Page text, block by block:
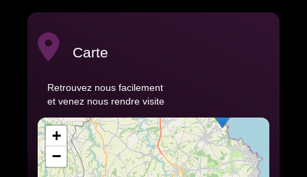
Carte
Retrouvez nous facilement
et venez nous rendre visite
+
−